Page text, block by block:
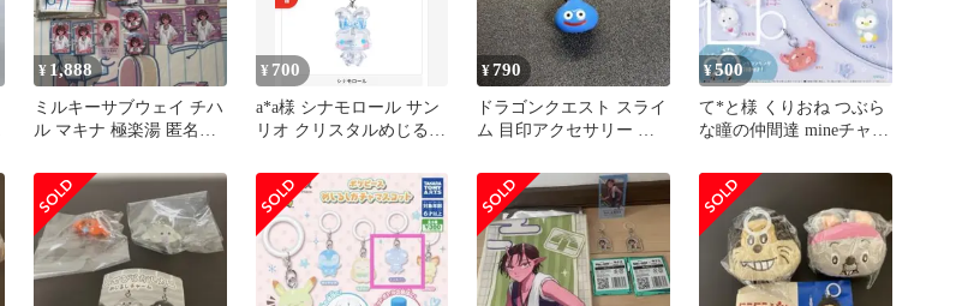
¥ 1,888
ミルキーサブウェイ チハ
ル マキナ 極楽湯 匿名配
¥ 700
a*a様 シナモロール サン
リオ クリスタルめじるし
ャー
¥790
ドラゴンクエスト スライ
ム 目印アクセサリー ガ
¥500
て*と様 くりおね つぶら
な瞳の仲間達 mineチャー
セ